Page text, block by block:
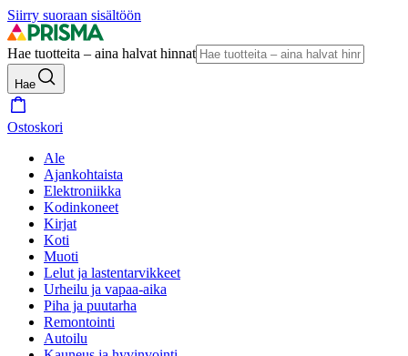
Siirry suoraan sisältöön
Hae tuotteita – aina halvat hinnat
Hae
Ostoskori
Ale
Ajankohtaista
Elektroniikka
Kodinkoneet
Kirjat
Koti
Muoti
Lelut ja lastentarvikkeet
Urheilu ja vapaa-aika
Piha ja puutarha
Remontointi
Autoilu